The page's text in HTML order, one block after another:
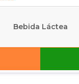
Bebida Láctea